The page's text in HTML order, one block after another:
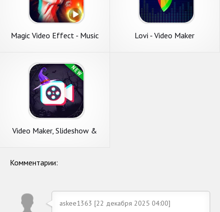
Magic Video Effect - Music
Lovi - Video Maker
Video Maker, Slideshow &
Комментарии:
askee1363 [22 декабря 2025 04:00]